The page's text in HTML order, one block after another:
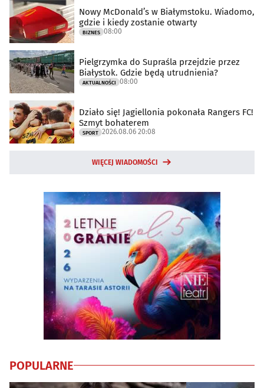
Nowy McDonald’s w Białymstoku. Wiadomo,
gdzie i kiedy zostanie otwarty
BIZNES 08:00
Pielgrzymka do Supraśla przejdzie przez
Białystok. Gdzie będą utrudnienia?
AKTUALNOŚCI 08:00
Działo się! Jagiellonia pokonała Rangers FC!
Szmyt bohaterem
SPORT 2026.08.06 20:08
WIĘCEJ WIADOMOŚCI
POPULARNE